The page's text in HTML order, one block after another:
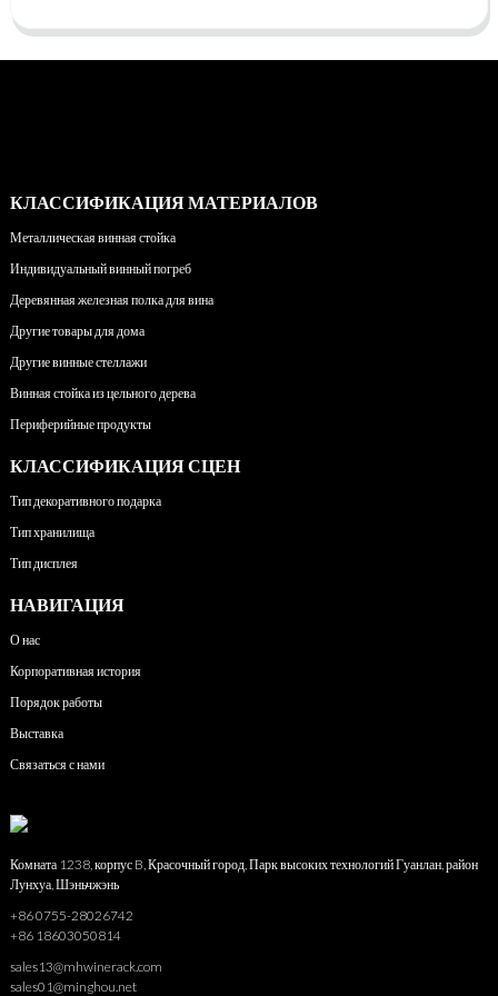
КЛАССИФИКАЦИЯ МАТЕРИАЛОВ
Металлическая винная стойка
Индивидуальный винный погреб
Деревянная железная полка для вина
Другие товары для дома
Другие винные стеллажи
Винная стойка из цельного дерева
Периферийные продукты
КЛАССИФИКАЦИЯ СЦЕН
Тип декоративного подарка
Тип хранилища
Тип дисплея
НАВИГАЦИЯ
О нас
Корпоративная история
Порядок работы
Выставка
Связаться с нами
Комната 1238, корпус B, Красочный город, Парк высоких технологий Гуанлан, район
Лунхуа, Шэньчжэнь
+86 0755-28026742
+86 18603050814
sales13@mhwinerack.com
sales01@minghou.net